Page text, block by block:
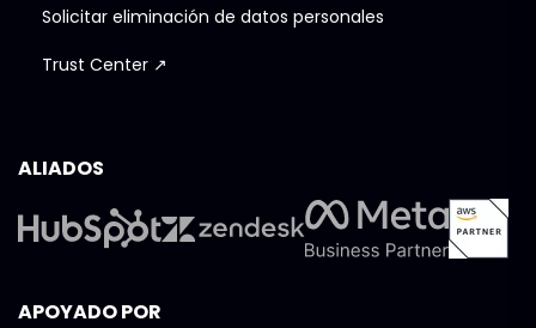
Solicitar eliminación de datos personales
Trust Center ↗
ALIADOS
APOYADO POR